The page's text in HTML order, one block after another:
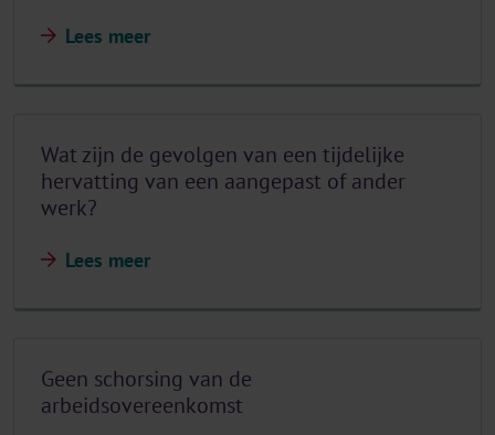
Lees meer
Wat zijn de gevolgen van een tijdelijke
hervatting van een aangepast of ander
werk?
Lees meer
Geen schorsing van de
arbeidsovereenkomst